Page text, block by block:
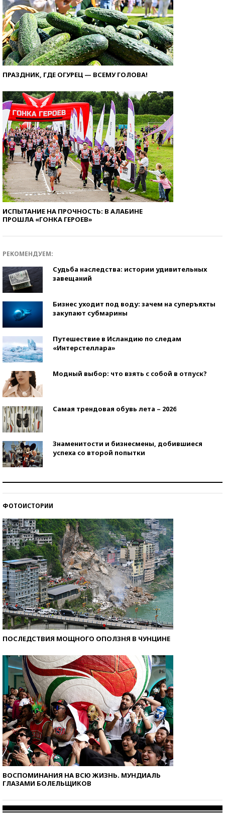
ПРАЗДНИК, ГДЕ ОГУРЕЦ — ВСЕМУ ГОЛОВА!
ИСПЫТАНИЕ НА ПРОЧНОСТЬ: В АЛАБИНЕ
ПРОШЛА «ГОНКА ГЕРОЕВ»
РЕКОМЕНДУЕМ:
Судьба наследства: истории удивительных
завещаний
Бизнес уходит под воду: зачем на суперъяхты
закупают субмарины
Путешествие в Исландию по следам
«Интерстеллара»
Модный выбор: что взять с собой в отпуск?
Самая трендовая обувь лета – 2026
Знаменитости и бизнесмены, добившиеся
успеха со второй попытки
ФОТОИСТОРИИ
ПОСЛЕДСТВИЯ МОЩНОГО ОПОЛЗНЯ В ЧУНЦИНЕ
ВОСПОМИНАНИЯ НА ВСЮ ЖИЗНЬ. МУНДИАЛЬ
ГЛАЗАМИ БОЛЕЛЬЩИКОВ